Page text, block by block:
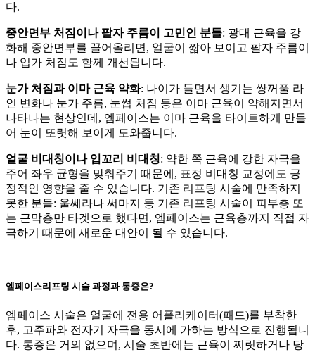
다.
중안면부 처짐이나 팔자 주름이 고민인 분들: 광대 근육을 강
화해 중안면부를 끌어올리면, 얼굴이 짧아 보이고 팔자 주름이
나 입가 처짐도 함께 개선됩니다.​
눈가 처짐과 이마 근육 약화: 나이가 들면서 생기는 쌍꺼풀 라
인 변화나 눈가 주름, 눈썹 처짐 등은 이마 근육이 약해지면서
나타나는 현상인데, 엠페이스는 이마 근육을 타이트하게 만들
어 눈이 또렷해 보이게 도와줍니다.
얼굴 비대칭이나 입꼬리 비대칭: 약한 쪽 근육에 강한 자극을
주어 좌우 균형을 맞춰주기 때문에, 표정 비대칭 교정에도 긍
정적인 영향을 줄 수 있습니다. 기존 리프팅 시술에 만족하지
못한 분들: 울쎄라나 써마지 등 기존 리프팅 시술이 피부층 또
는 근막층만 타겟으로 했다면, 엠페이스는 근육층까지 직접 자
극하기 때문에 새로운 대안이 될 수 있습니다.
엠페이스리프팅 시술 과정과 통증은?
엠페이스 시술은 얼굴에 전용 어플리케이터(패드)를 부착한
후, 고주파와 전자기 자극을 동시에 가하는 방식으로 진행됩니
다. 통증은 거의 없으며, 시술 초반에는 근육이 찌릿하거나 당